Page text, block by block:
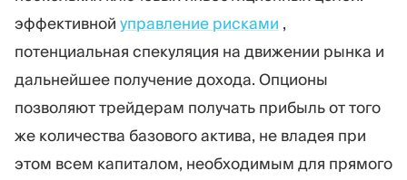
эффективной управление рисками ,
потенциальная спекуляция на движении рынка и
дальнейшее получение дохода. Опционы
позволяют трейдерам получать прибыль от того
же количества базового актива, не владея при
этом всем капиталом, необходимым для прямого
Бизнес План
Устойчивость
ПОДПИШИТЕСЬ НА НАС